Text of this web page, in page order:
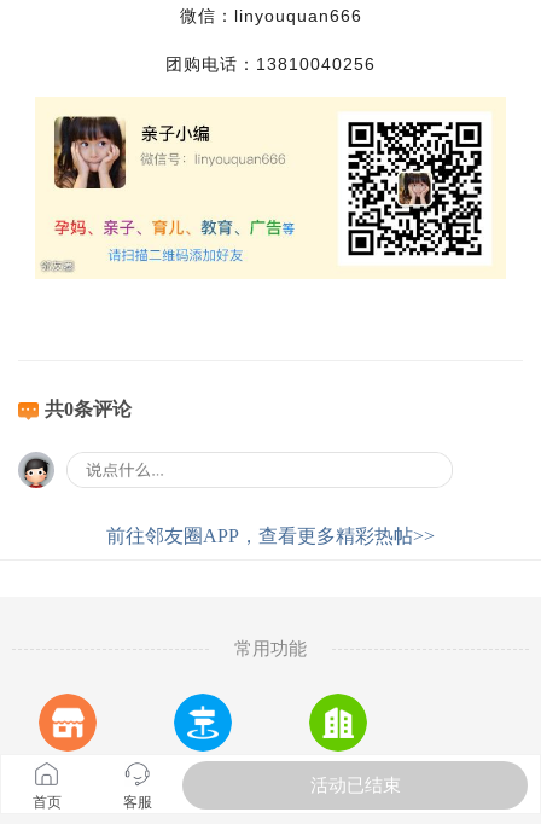
首页 客服
活动已结束
微信：linyouquan666
团购电话：13810040256
共0条评论
前往邻友圈APP，查看更多精彩热帖>>
常用功能
商城 便民信息 房产 微信群